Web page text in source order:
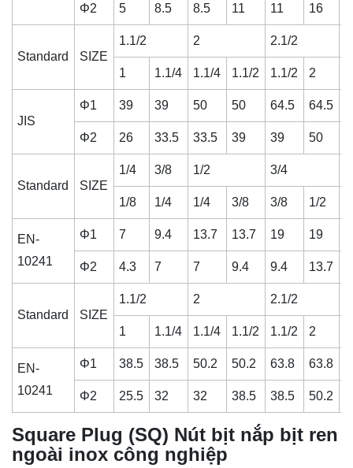
Φ2 5 8.5 8.5 11 11 16
Standard SIZE
1.1/2 2 2.1/2
1 1.1/4 1.1/4 1.1/2 1.1/2 2
JIS
Φ1 39 39 50 50 64.5 64.5
Φ2 26 33.5 33.5 39 39 50
Standard SIZE
1/4 3/8 1/2 3/4
1/8 1/4 1/4 3/8 3/8 1/2
EN-
10241
Φ1 7 9.4 13.7 13.7 19 19
Φ2 4.3 7 7 9.4 9.4 13.7
Standard SIZE
1.1/2 2 2.1/2
1 1.1/4 1.1/4 1.1/2 1.1/2 2
EN-
10241
Φ1 38.5 38.5 50.2 50.2 63.8 63.8
Φ2 25.5 32 32 38.5 38.5 50.2
Square Plug (SQ) Nút bịt nắp bịt ren
ngoài inox công nghiệp